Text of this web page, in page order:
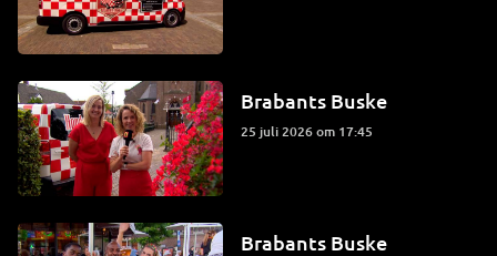
Brabants Buske
25 juli 2026 om 17:45
Brabants Buske